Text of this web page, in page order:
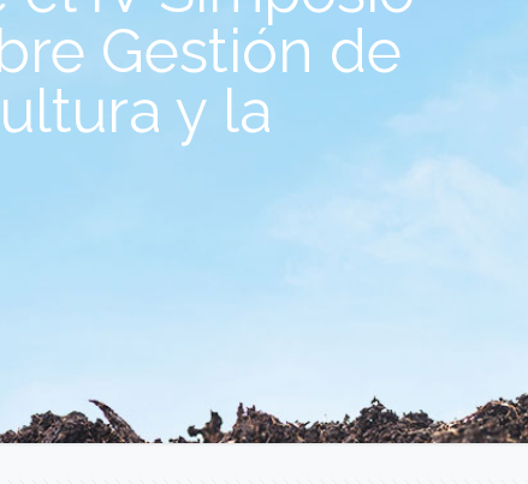
Gestión de
y la